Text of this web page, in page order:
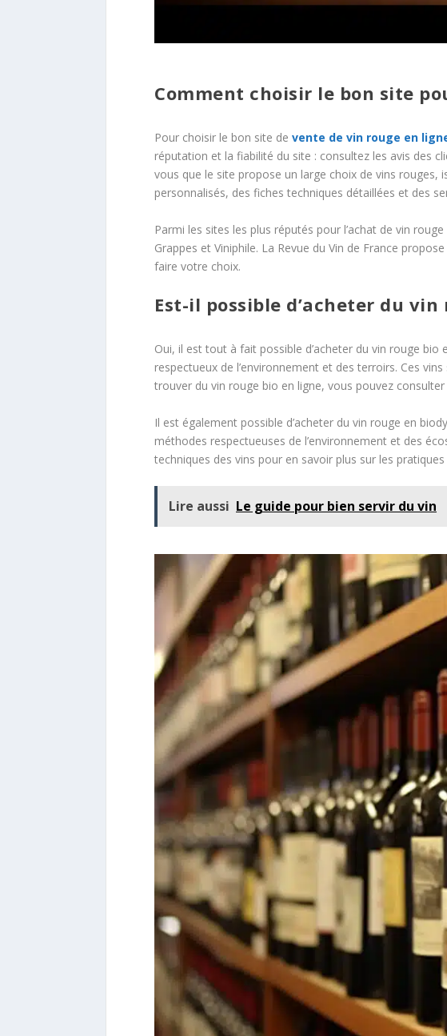
Comment choisir le bon site
Pour choisir le bon site de vente de vin rouge en
réputation et la fiabilité du site : consultez les avis des
vous que le site propose un large choix de vins rouges,
personnalisés, des fiches techniques détaillées et des
Parmi les sites les plus réputés pour l’achat de vin
Grappes et Viniphile. La Revue du Vin de France
faire votre choix.
Est-il possible d’acheter du
Oui, il est tout à fait possible d’acheter du vin rouge
respectueux de l’environnement et des terroirs. Ces
trouver du vin rouge bio en ligne, vous pouvez
Il est également possible d’acheter du vin rouge en
méthodes respectueuses de l’environnement et des
techniques des vins pour en savoir plus sur les
Lire aussi Le guide pour bien servir du vin